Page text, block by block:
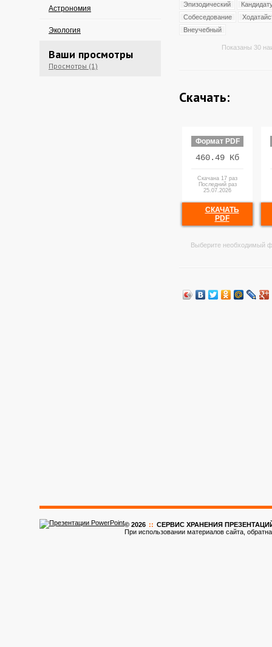
Астрономия
Экология
Ваши просмотры
Просмотры (1)
Эпизодический
Собеседование
Внеучебный
Показаны 30
Скачать:
Формат PDF
460.49 Кб
Скачана 17 раз
Последний раз
25.07.2026
СКАЧАТЬ
PDF
Выберите необходимый
© 2026 :: CЕРВИС ХРАНЕНИЯ ПРЕЗЕНТАЦИЙ
При использовании материалов сайта,